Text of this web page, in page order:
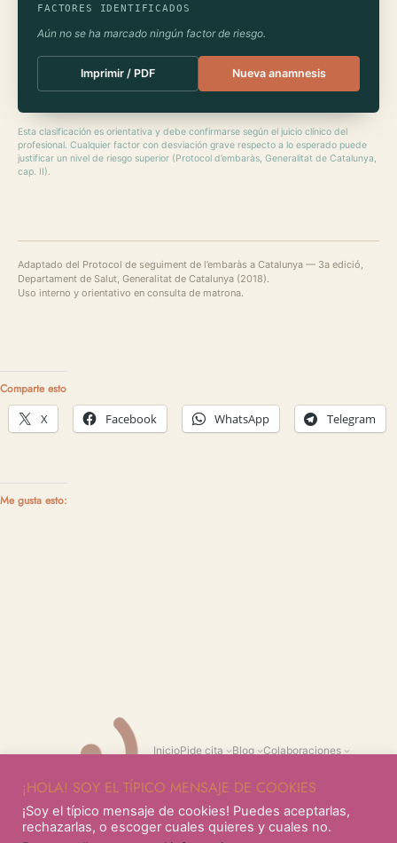
FACTORES IDENTIFICADOS
Aún no se ha marcado ningún factor de riesgo.
Imprimir / PDF Nueva anamnesis
Esta clasificación es orientativa y debe confirmarse según el juicio clínico del
profesional. Cualquier factor con desviación grave respecto a lo esperado puede
justificar un nivel de riesgo superior (Protocol d’embaràs, Generalitat de Catalunya,
cap. II).
Adaptado del Protocol de seguiment de l’embaràs a Catalunya — 3a edició,
Departament de Salut, Generalitat de Catalunya (2018).
Uso interno y orientativo en consulta de matrona.
Comparte esto
X
Facebook WhatsApp Telegram
Me gusta esto:
InicioPide cita Blog Colaboraciones
Sobre mi Cursos
¡HOLA! SOY EL TÍPICO MENSAJE DE COOKIES
¡Soy el típico mensaje de cookies! Puedes aceptarlas,
rechazarlas, o escoger cuales quieres y cuales no.